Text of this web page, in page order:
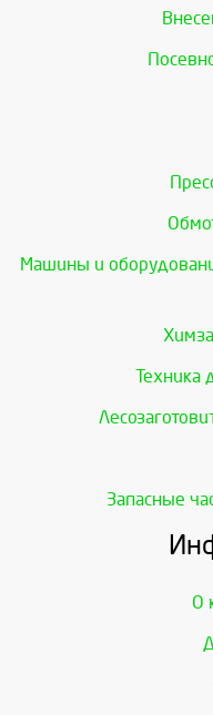
Машины и
Техника
Запасные
О